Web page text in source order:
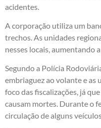
acidentes.
A corporação utiliza um
trechos. As unidades
nesses locais, aumentando
Segundo a Polícia
embriaguez ao volante e as
foco das fiscalizações, já
causam mortes. Durante o
circulação de alguns